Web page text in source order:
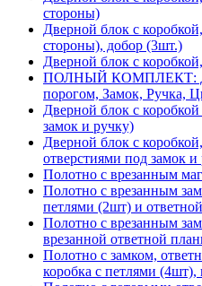
стороны)
Дверной блок с
стороны), добор (3шт.)
Дверной блок с
ПОЛНЫЙ КОМПЛЕКТ:
порогом, Замок, Ручка,
Дверной блок с
замок и ручку)
Дверной блок с
отверстиями под замок и
Полотно с врезанным
Полотно с врезанным
петлями (2шт) и
Полотно с врезанным
врезанной ответной
Полотно с замком,
коробка с петлями